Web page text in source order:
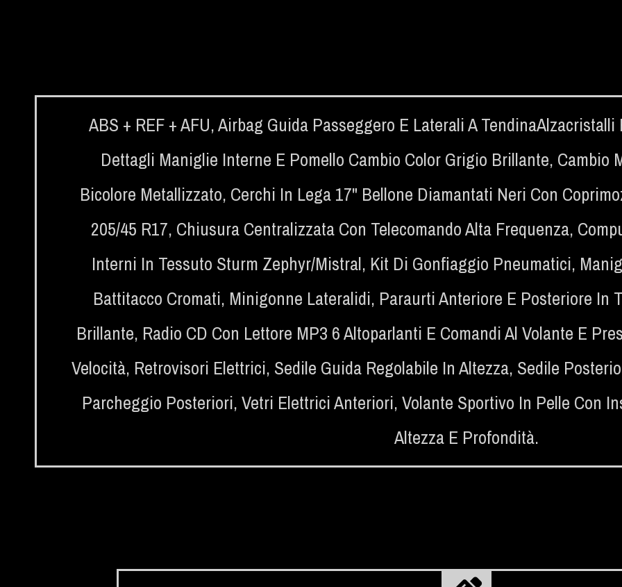
ABS + REF + AFU,Airbag Guida Passeggero E Laterali A
Dettagli Maniglie Interne E Pomello Cambio Color Grigio Brillante, Cambio
Bicolore Metallizzato, Cerchi In Lega 17" Bellone Diamantati Neri Con
205/45 R17, Chiusura Centralizzata Con Telecomando Alta Frequenza,
Interni In Tessuto Sturm Zephyr/Mistral, Kit Di Gonfiaggio Pneumatici,
Battitacco Cromati, Minigonne Lateralidi, Paraurti Anteriore E Posteriore In
Brillante, Radio CD Con Lettore MP3 6 Altoparlanti E Comandi Al Volante E
Velocità, Retrovisori Elettrici, Sedile Guida Regolabile In Altezza, Sedile
Parcheggio Posteriori, Vetri Elettrici Anteriori, Volante Sportivo In Pelle Con
Altezza E Profondità.